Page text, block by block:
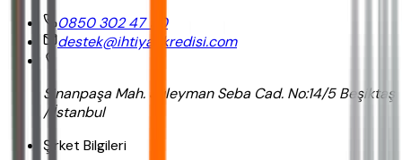
0850 302 47 90
destek@ihtiyackredisi.com
Sinanpaşa Mah. Süleyman Seba Cad. No:14/5 Beşiktaş
/ İstanbul
Şirket Bilgileri